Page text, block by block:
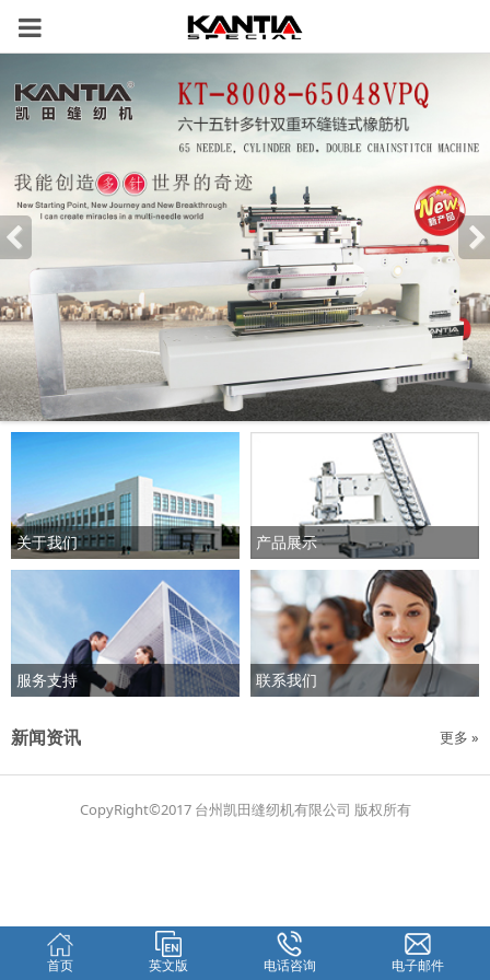
关于我们 产品展示
服务支持 联系我们
新闻资讯 更多 »
CopyRight©2017 台州凯田缝纫机有限公司 版权所有
首页 英文版 电话咨询 电子邮件